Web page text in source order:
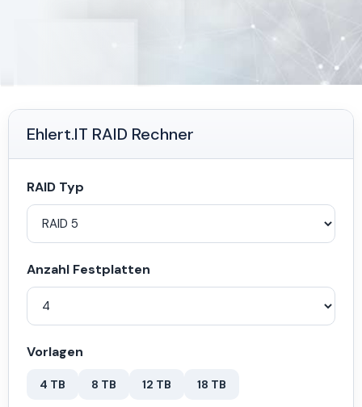
Ehlert.IT RAID Rechner
RAID Typ
Anzahl Festplatten
Vorlagen
4 TB 8 TB 12 TB 18 TB